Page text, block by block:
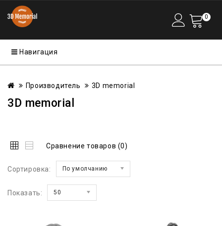
0
Навигация
Производитель 3D memorial
3D memorial
Сравнение товаров (0)
Сортировка: По умолчанию
Показать: 50